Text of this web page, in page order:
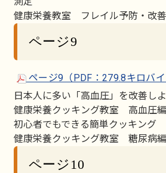
健康栄養教室 フレイル予防・改
ページ9
ページ9（PDF：279.8キロバイ
日本人に多い「高血圧」を改善し
健康栄養クッキング教室 高血圧編
初心者でもできる簡単クッキング
健康栄養クッキング教室 糖尿病編
ページ10